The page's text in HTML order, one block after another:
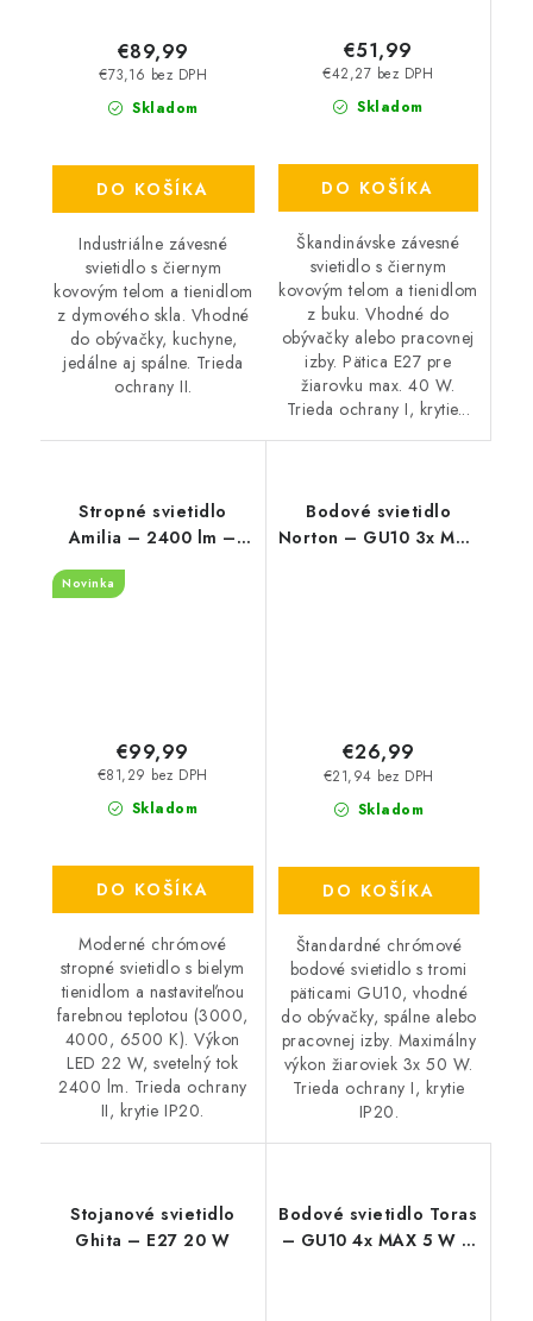
Skladom
€73,16 bez DPH
€89,99
DO KOŠÍKA
Industriálne závesné
svietidlo s čiernym
kovovým telom a tienidlom
z dymového skla. Vhodné
do obývačky, kuchyne,
jedálne aj spálne. Trieda
ochrany II.
Skladom
€42,27 bez DPH
€51,99
DO KOŠÍKA
Škandinávske závesné
svietidlo s čiernym
kovovým telom a tienidlom
z buku. Vhodné do
obývačky alebo pracovnej
izby. Pätica E27 pre
žiarovku max. 40 W.
Trieda ochrany I, krytie...
Stropné svietidlo
Amilia – 2400 lm –
3000, 4000, 6500 K –
LED 22 W – IP20
Novinka
Skladom
€81,29 bez DPH
€99,99
DO KOŠÍKA
Moderné chrómové
stropné svietidlo s bielym
tienidlom a nastaviteľnou
farebnou teplotou (3000,
4000, 6500 K). Výkon
LED 22 W, svetelný tok
2400 lm. Trieda ochrany
II, krytie IP20.
Bodové svietidlo
Norton – GU10 3x MAX
Skladom
€21,94 bez DPH
€26,99
DO KOŠÍKA
Štandardné chrómové
bodové svietidlo s tromi
päticami GU10, vhodné
do obývačky, spálne alebo
pracovnej izby. Maximálny
výkon žiaroviek 3x 50 W.
Trieda ochrany I, krytie
IP20.
Stojanové svietidlo
Ghita – E27 20 W
Bodové svietidlo Toras
– GU10 4x MAX 5 W –